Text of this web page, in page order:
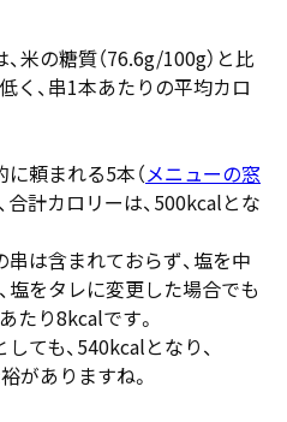
米の糖質（76.6g/100g）と比
く、串1本あたりの平均カロ
頼まれる5本（メニューの窓
合計カロリーは、500kcalとな
は含まれておらず、塩を中
塩をタレに変更した場合でも
たり8kcalです。
ても、540kcalとなり、
がありますね。